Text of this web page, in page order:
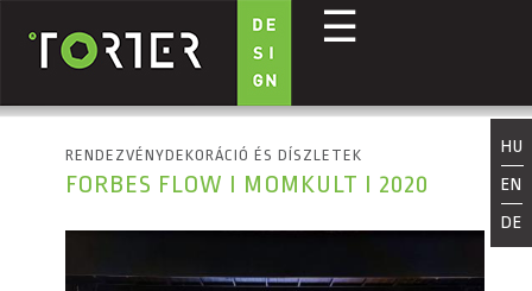
Ugrás a tartalomra
☰
HU
EN
DE
RENDEZVÉNYDEKORÁCIÓ ÉS DÍSZLETEK
FORBES FLOW I MOMKULT I 2020